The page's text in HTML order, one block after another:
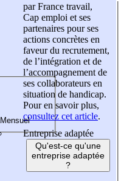
par France travail,
Cap emploi et ses
partenaires pour ses
actions concrètes en
faveur du recrutement,
de l’intégration et de
l’accompagnement de
ses collaborateurs en
situation de handicap.
Pour en savoir plus,
consultez cet article.
Entreprise adaptée
Qu'est-ce qu'une
entreprise adaptée
?